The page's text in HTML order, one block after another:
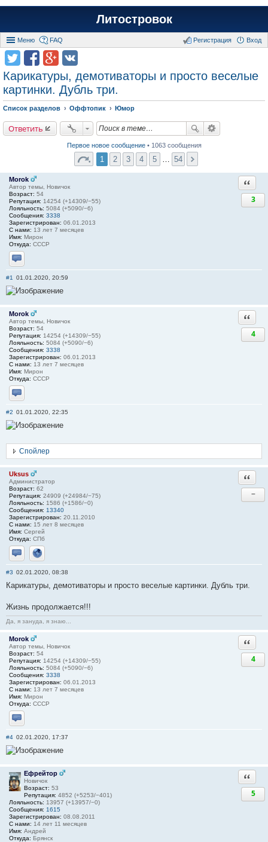
Литостровок
Меню FAQ Вход
Регистрация
Карикатуры, демотиваторы и просто веселые
картинки. Дубль три.
Список разделов Оффтопик Юмор
Ответить
Первое новое сообщение• 1063 сообщения
1 2 3 4 5 54
Morok
Автор темы, Новичок
Возраст: 54
Репутация: 14254 (+14309/−55)
Лояльность: 5084 (+5090/−6)
Сообщения: 3338
Зарегистрирован: 06.01.2013
С нами: 13 лет 7 месяцев
Имя: Мирон
Откуда: СССР
Отправить личное сообщение
3
#1 01.01.2020, 20:59
Morok
Автор темы, Новичок
Возраст: 54
Репутация: 14254 (+14309/−55)
Лояльность: 5084 (+5090/−6)
Сообщения: 3338
Зарегистрирован: 06.01.2013
С нами: 13 лет 7 месяцев
Имя: Мирон
Откуда: СССР
Отправить личное сообщение
4
#2 01.01.2020, 22:35
Спойлер
Uksus
Администратор
Возраст: 62
Репутация: 24909 (+24984/−75)
Лояльность: 1586 (+1586/−0)
Сообщения: 13340
Зарегистрирован: 20.11.2010
С нами: 15 лет 8 месяцев
Имя: Сергей
Откуда: СПб
Отправить личное сообщение
Сайт
−
#3 02.01.2020, 08:38
Карикатуры, демотиваторы и просто веселые картинки. Дубль три.
Жизнь продолжается!!!
Да, я зануда, я знаю...
Morok
Автор темы, Новичок
Возраст: 54
Репутация: 14254 (+14309/−55)
Лояльность: 5084 (+5090/−6)
Сообщения: 3338
Зарегистрирован: 06.01.2013
С нами: 13 лет 7 месяцев
Имя: Мирон
Откуда: СССР
Отправить личное сообщение
4
#4 02.01.2020, 17:37
Ефрейтор
Новичок
Возраст: 53
Репутация: 4852 (+5253/−401)
Лояльность: 13957 (+13957/−0)
Сообщения: 1615
Зарегистрирован: 08.08.2011
С нами: 14 лет 11 месяцев
Имя: Андрей
Откуда: Брянск
5